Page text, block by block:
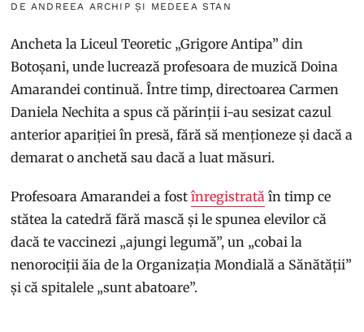
DE ANDREEA ARCHIP ȘI MEDEEA STAN
Ancheta la Liceul Teoretic „Grigore Antipa” din
Botoșani, unde lucrează profesoara de muzică Doina
Amarandei continuă. Între timp, directoarea Carmen
Daniela Nechita a spus că părinții i-au sesizat cazul
anterior apariției în presă, fără să menționeze și dacă a
demarat o anchetă sau dacă a luat măsuri.
Profesoara Amarandei a fostînregistrată în timp ce
stătea la catedră fără mască și le spunea elevilor că
dacă te vaccinezi „ajungi legumă”, un „cobai la
nenorociții ăia de la Organizația Mondială a Sănătății”
și că spitalele „sunt abatoare”.